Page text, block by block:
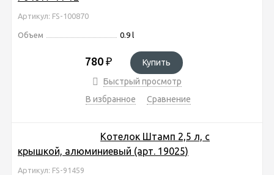
Артикул: FS-100870
Объем 0.9 l
780 ₽
Купить
Быстрый просмотр
В избранное
Сравнение
Котелок Штамп 2,5 л, с
крышкой, алюминиевый (арт. 19025)
Артикул: FS-91459